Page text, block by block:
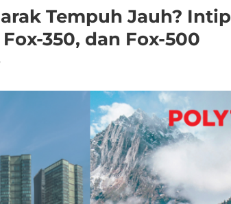
Tempuh Jauh? Intip
350, dan Fox-500